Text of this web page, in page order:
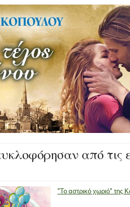
από τις
"Το αστρικό χωριό" της